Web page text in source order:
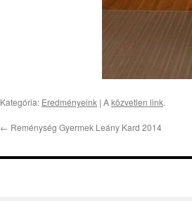
Kategória: Eredményeink | Aközvetlen link.
← Reménység Gyermek Leány Kard 2014